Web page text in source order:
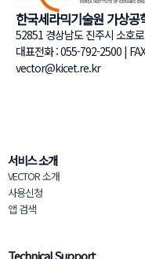
한국세라믹기술원 가상공
52851 경상남도 진주시 소호
대표전화 : 055-792-2500 |
vector@kicet.re.kr
서비스 소개
VECTOR 소개
사용신청
앱 검색
Technical Support